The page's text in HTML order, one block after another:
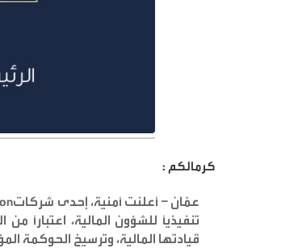
كرمالكم :
عمّان – أعلنت أمنية، إحدى شركات
قيادتها المالية، وترسيخ الحوكمة